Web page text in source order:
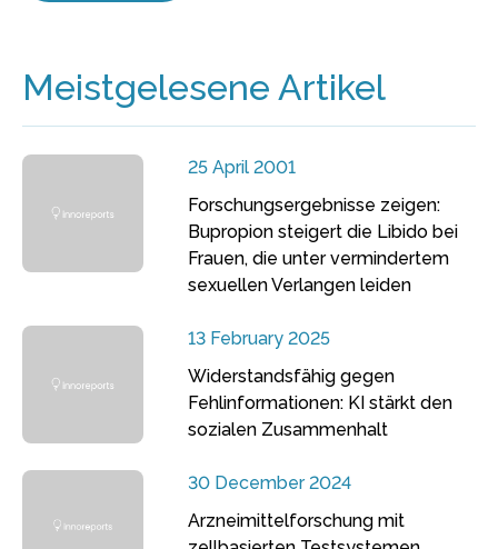
Meistgelesene Artikel
25 April 2001
Forschungsergebnisse zeigen:
Bupropion steigert die Libido bei
Frauen, die unter vermindertem
sexuellen Verlangen leiden
13 February 2025
Widerstandsfähig gegen
Fehlinformationen: KI stärkt den
sozialen Zusammenhalt
30 December 2024
Arzneimittelforschung mit